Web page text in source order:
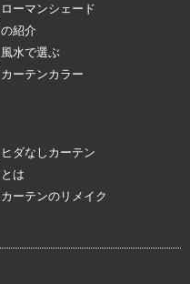
ローマンシェード
の紹介
風水で選ぶ
カーテンカラー
ヒダなしカーテン
とは
カーテンのリメイク